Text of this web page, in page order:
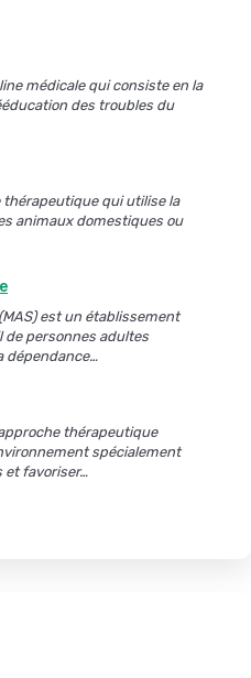
médicale qui consiste en la
des troubles du
qui utilise la
animaux domestiques ou
est un établissement
de personnes adultes
dépendance…
thérapeutique
spécialement
et favoriser…